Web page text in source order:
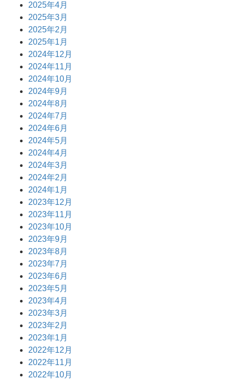
2025年4月
2025年3月
2025年2月
2025年1月
2024年12月
2024年11月
2024年10月
2024年9月
2024年8月
2024年7月
2024年6月
2024年5月
2024年4月
2024年3月
2024年2月
2024年1月
2023年12月
2023年11月
2023年10月
2023年9月
2023年8月
2023年7月
2023年6月
2023年5月
2023年4月
2023年3月
2023年2月
2023年1月
2022年12月
2022年11月
2022年10月